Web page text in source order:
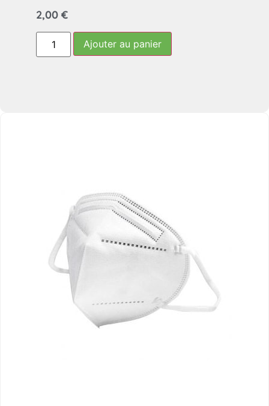
2,00 €
Ajouter au panier